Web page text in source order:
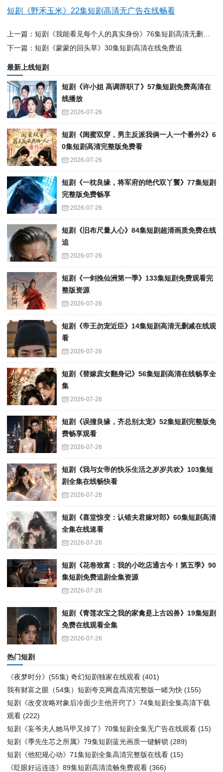
短剧《野禾玉米》22集短剧高清无广告在线畅看
下一篇：短剧《蒙蒙的回头草》30集短剧高清在线免费追
最新上线短剧
短剧《许小姐 高调辞职了》57集短剧免费高清在
线播放
2026-07-26
短剧《闺蜜双穿，男主反派我俩一人一个番外2》6
0集短剧高清完整版免费看
2026-07-26
短剧《一枕良缘，将军府的绝代双丫鬟》77集短剧
完整版免费畅享
2026-07-26
短剧《旧布尺量人心》84集短剧超清画质免费在线
追
2026-07-26
短剧《一剑挽仙洲第一季》133集短剧免费观看完
整版资源
2026-07-26
短剧《帝王勿宠近臣》14集短剧高清无删减在线观
看
2026-07-26
短剧《替嫁庶女翻身记》56集短剧高清在线畅享全
集
2026-07-26
短剧《误撞良缘，齐总别太宠》52集短剧完整版免
费畅享观看
2026-07-26
短剧《我与女帝的快乐生活之岁岁共欢》103集短
剧全集在线畅快看
2026-07-26
短剧《喜堂惊变：认错夫君嫁对郎》60集短剧高清
全集在线速看
2026-07-26
短剧《花卷致富：我的小吃店通古今！第五季》90
集短剧免费追剧全集资源
2026-07-26
短剧《青莲农宝之我的家禽是上古凶兽》19集短剧
免费在线观看全集
2026-07-26
热门短剧
《夜梦时分》(55集) 奇幻短剧独家在线观看 (401)
我有财富之眼（54集）短剧夸克网盘高清完整版一睹为快 (155)
短剧《改变攻略对象后冷面少主他开窍了》74集短剧全集高清下载
观看 (222)
短剧《妄爷夫人她马甲又掉了》70集短剧全集无广告在线观看 (15)
短剧《季先生芯之所属》79集短剧蓝光画质一键解锁 (289)
短剧《他犯规心动》71集短剧全集高清完整版在线看 (15)
《眨眼好运连连》89集短剧高清流畅免费观看 (366)